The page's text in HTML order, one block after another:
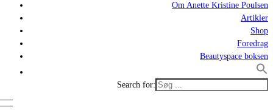
Om Anette Kristine Poulsen
Artikler
Shop
Foredrag
Beautyspace boksen
Search for: